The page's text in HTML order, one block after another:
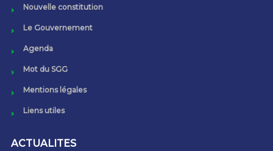
Nouvelle constitution
Le Gouvernement
Agenda
Mot du SGG
Mentions légales
Liens utiles
ACTUALITES